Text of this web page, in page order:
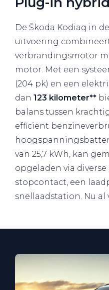
De Škoda Kodiaq in
uitvoering combineert
verbrandingsmotor
motor. Met een
(204 pk) en een
dan 123 kilometer**
balans tussen
efficiënt
van 25,7 kWh, kan
opgeladen via diverse
stopcontact, een
snellaadstation. Nu al